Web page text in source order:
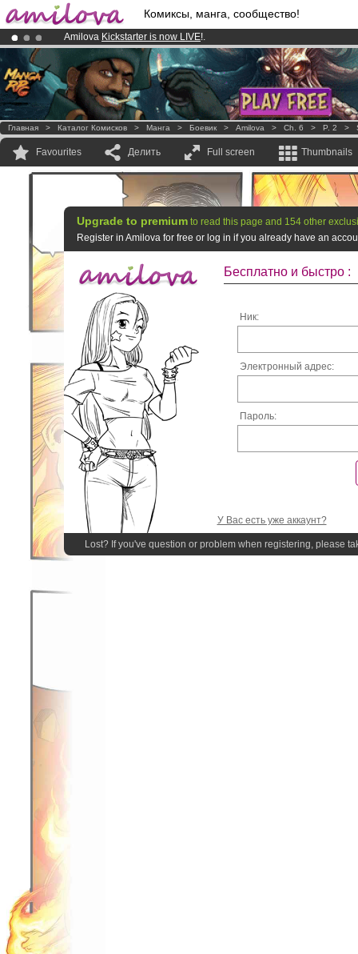
Комиксы, манга, сообщество!
Amilova Kickstarter is now LIVE!.
Premium membership from3.95 eurosper month !Get membership
Already 100000 membersand 1000 comics & mangas!.
Главная > Каталог Комисков > Манга > Боевик > Amilova > Ch. 6 > P. 2 >
Favourites Делить Full screen Thumbnails
Upgrade to premium to read this page and 154 other
Register in Amilova for free or log in if you already have an
Бесплатно и быстро :
Ник:
Электронный адрес:
Пароль:
У Вас есть уже аккаунт?
Lost? If you've question or problem when registering, please